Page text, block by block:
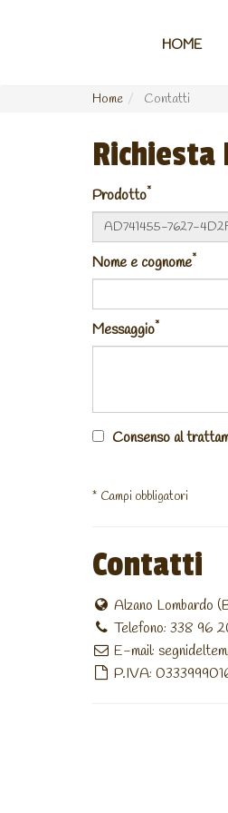
HOME
Home Contatti
Prodotto*
Nome e cognome*
Messaggio*
Consenso al
* Campi obbligatori
Contatti
Alzano Lombardo
Telefono: 338 96
E-mail:
P.IVA: